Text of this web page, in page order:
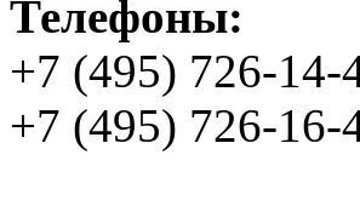
Телефоны:
+7 (495) 726-14-
+7 (495) 726-16-